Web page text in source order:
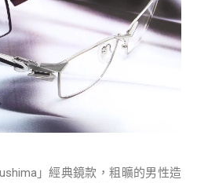
」經典鏡款，粗曠的男性造